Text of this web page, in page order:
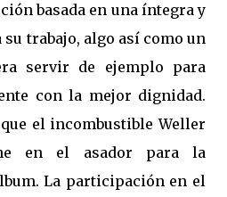
basada en una íntegra y
trabajo, algo así como un
servir de ejemplo para
con la mejor dignidad.
el incombustible Weller
en el asador para la
La participación en el